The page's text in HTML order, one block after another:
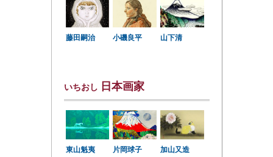
藤田嗣治 小磯良平 山下清
いちおし 日本画家
東山魁夷 片岡球子 加山又造